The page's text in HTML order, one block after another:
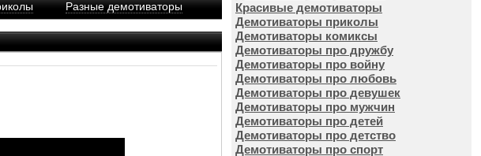
Разные демотиваторы
Красивые демотиваторы
Демотиваторы приколы
Демотиваторы комиксы
Демотиваторы про дружбу
Демотиваторы про войну
Демотиваторы про любовь
Демотиваторы про девушек
Демотиваторы про мужчин
Демотиваторы про детей
Демотиваторы про детство
Демотиваторы про спорт